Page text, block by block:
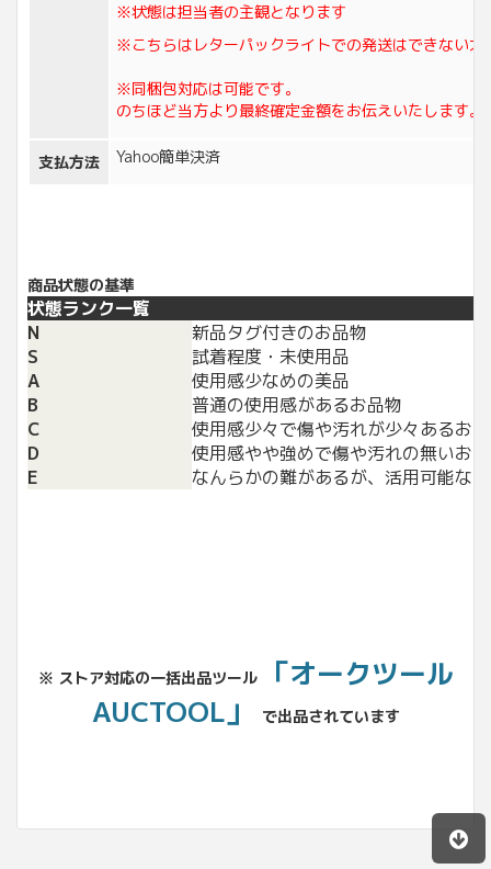
※状態は担当者の主観となります
※こちらはレターパックライトでの発送はできない大
※同梱包対応は可能です。
のちほど当方より最終確定金額をお伝えいたします。
支払方法 Yahoo簡単決済
商品状態の基準
状態ランク一覧
N
新品タグ付きのお品物
S
試着程度・未使用品
A
使用感少なめの美品
B
普通の使用感があるお品物
C
使用感少々で傷や汚れが少々あるお
D
使用感やや強めで傷や汚れの無いお
E
なんらかの難があるが、活用可能な
※ ストア対応の一括出品ツール
「オークツール
AUCTOOL」
で出品されています